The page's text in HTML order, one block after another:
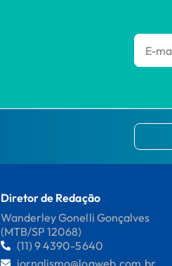
Diretor de Redação
Wanderley Gonelli Gonçalves
(MTB/SP 12068)
(11) 9 4390-5640